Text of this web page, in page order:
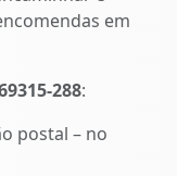
em
288:
postal – no